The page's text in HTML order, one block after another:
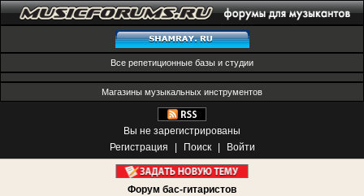
Все репетиционные базы и студии
Магазины музыкальных инструментов
Вы не зарегистрированы
Регистрация
Поиск Войти
Форум бас-гитаристов